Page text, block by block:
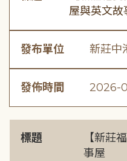
屋與英文故
發布單位 新莊中
發佈時間 2026-
標題
【新莊
事屋